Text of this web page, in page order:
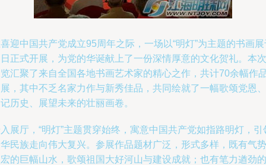
迎中国共产党成立95周年之际，一场以“明灯”为主题的书画
正式开展，为党的华诞献上了一份深情厚意的文化贺礼。本次
汇聚了来自全国各地书画艺术家的精心之作，共计70余幅作
，其中不乏名家力作与新秀佳品，共同绘就了一幅歌颂党恩、
历史、展望未来的壮丽画卷。
展厅，“明灯”主题贯穿始终，寓意中国共产党如指路明灯，引
民族走向伟大复兴。参展作品题材广泛，形式多样，既有气势
的巨幅山水，歌颂祖国大好河山与建设成就；也有笔力遒劲的